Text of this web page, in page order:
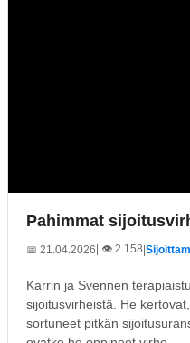
Pahimmat
📅 21.04.2026| 👁️ 2 158
Karrin ja Svennen
sijoitusvirheistä. He
sortuneet pitkän